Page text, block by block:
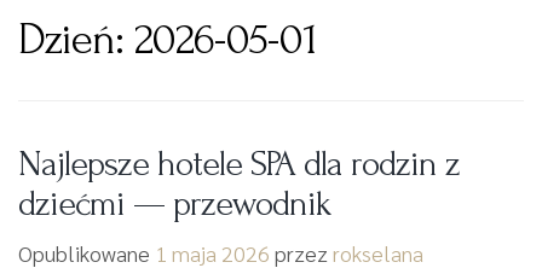
Dzień: 2026-05-01
Najlepsze hotele SPA dla rodzin z
dziećmi — przewodnik
Opublikowane 1 maja 2026 przez rokselana